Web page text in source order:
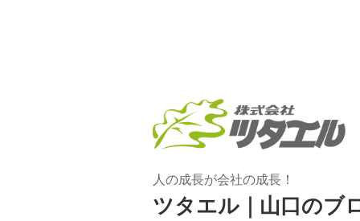
人の成長が会社の成長！
ツタエル｜山口のブ